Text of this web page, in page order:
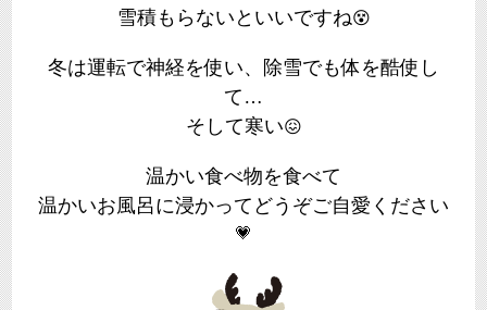
雪積もらないといいですね😵
冬は運転で神経を使い、除雪でも体を酷使し
て…
そして寒い😖
温かい食べ物を食べて
温かいお風呂に浸かってどうぞご自愛ください
💗